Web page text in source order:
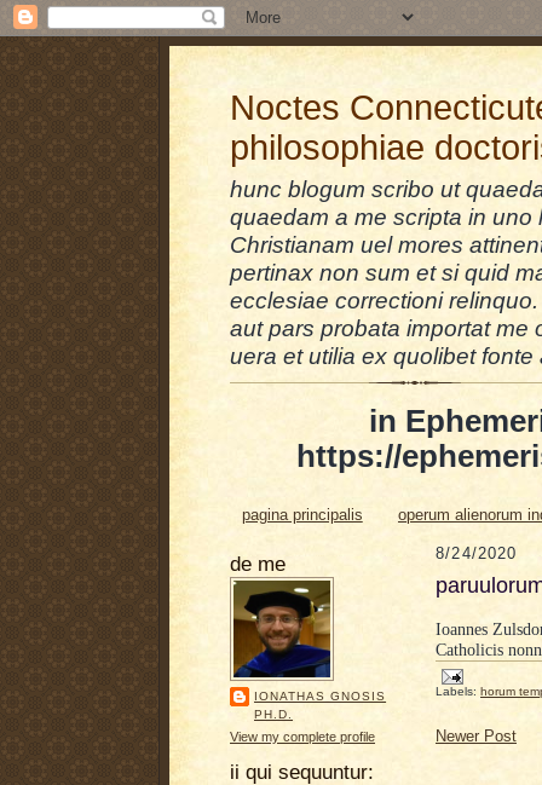
Noctes
philosophiae
hunc blogum scribo ut
quaedam a me scripta in
Christianam uel mores
pertinax non sum et si quid
ecclesiae correctioni
aut pars probata importat me
uera et utilia ex quolibet fonte
in
https://
pagina principalis operum alienorum
de me
IONATHAS GNOSIS
PH.D.
View my complete profile
ii qui sequuntur:
8/24/2020
Ioannes
Catholicis
Labels: horum
Newer Post